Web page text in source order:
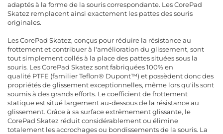
adaptés à la forme de la souris correspondante. Les CorePad
Skatez remplacent ainsi exactement les pattes des souris
originales.
Les CorePad Skatez, conçus pour réduire la résistance au
frottement et contribuer à l'amélioration du glissement, sont
tout simplement collés à la place des pattes situées sous la
souris. Les CorePad Skatez sont fabriquées 100% en
qualité PTFE (familier Teflon® Dupont™) et possèdent donc des
propriétés de glissement exceptionnelles, même lors qu'ils sont
soumis à des grands efforts. Le coefficient de frottement
statique est situé largement au-dessous de la résistance au
glissement. Grâce à sa surface extrêmement glissante, le
CorePad Skatez réduit considérablement ou élimine
totalement les accrochages ou bondissements de la souris. La